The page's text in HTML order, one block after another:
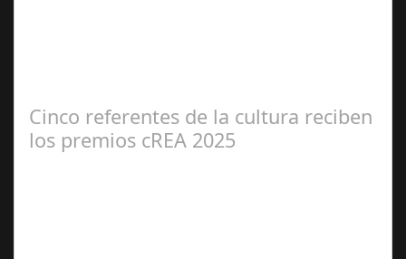
Cinco referentes de la cultura reciben
los premios cREA 2025